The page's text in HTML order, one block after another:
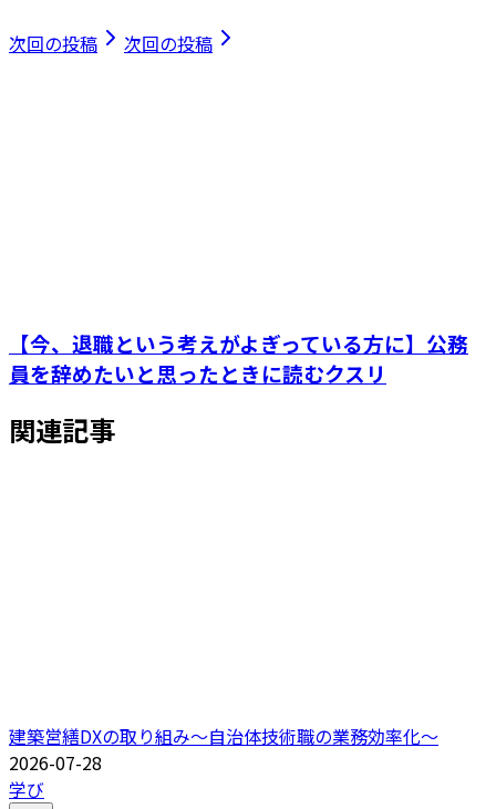
次回の投稿 次回の投稿
【今、退職という考えがよぎっている方に】公務
員を辞めたいと思ったときに読むクスリ
関連記事
建築営繕DXの取り組み～自治体技術職の業務効率化～
2026-07-28
学び